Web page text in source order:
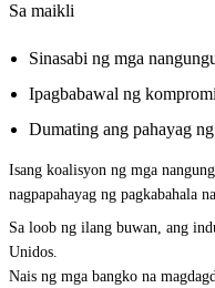
Sa maikli
Sinasabi ng mga
Ipagbabawal ng
Dumating ang pahayag
Isang koalisyon ng mga
nagpapahayag ng pagkabahala
Sa loob ng ilang buwan, ang
Unidos.
Nais ng mga bangko na